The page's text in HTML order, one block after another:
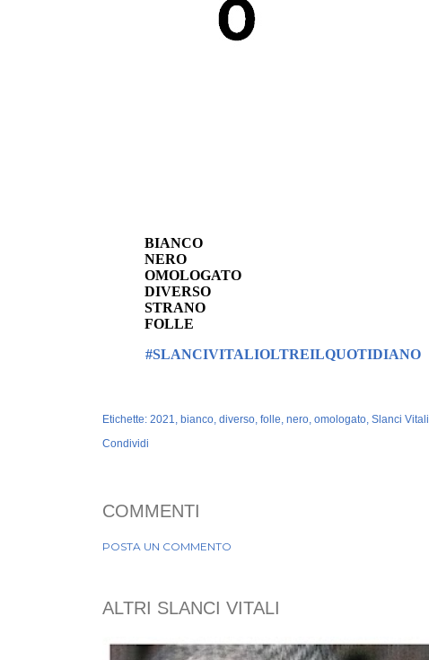
BIANCO
NERO
OMOLOGATO
DIVERSO
STRANO
FOLLE
#SLANCIVITALIOLTREILQUOTIDIANO
Etichette: 2021 bianco diverso folle nero omologato Slanci Vitali
Condividi
COMMENTI
POSTA UN COMMENTO
ALTRI SLANCI VITALI